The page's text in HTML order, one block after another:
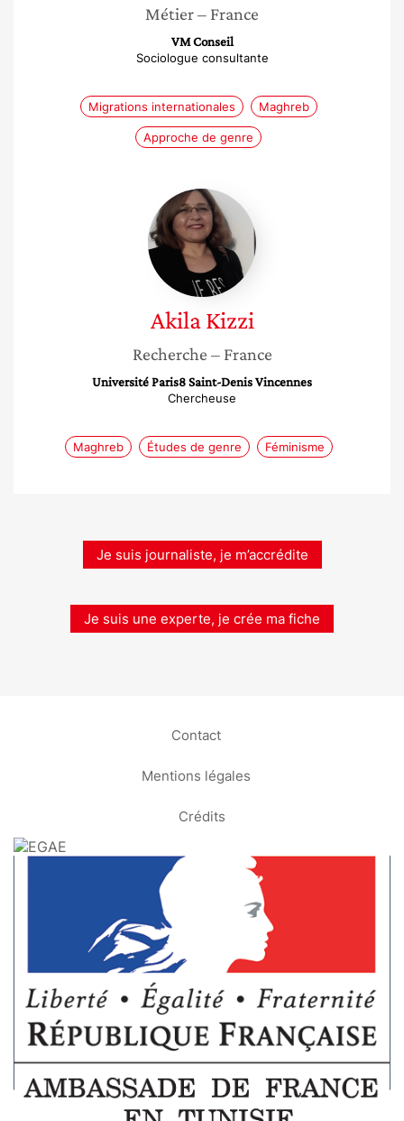
Métier– France
VM Conseil
Sociologue consultante
Migrations internationales Maghreb
Approche de genre
Akila
Kizzi
Akila Kizzi
Recherche – France
Université Paris8 Saint-Denis Vincennes
Chercheuse
Maghreb Études de genre Féminisme
Je suis journaliste, je m’accrédite
Je suis une experte, je crée ma fiche
Contact
Mentions légales
Crédits